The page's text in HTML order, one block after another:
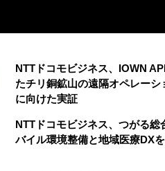
NTTドコモビジネス、IOWN
たチリ銅鉱山の遠隔オペレーシ
に向けた実証
NTTドコモビジネス、つがる総
バイル環境整備と地域医療DX